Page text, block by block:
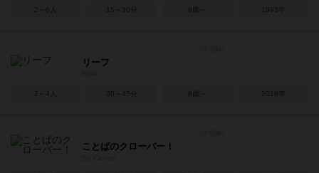
2～6人 15～30分 8歳～ 1993年
リーフ
2～4人 30～45分 8歳～ 2018年
ことばのクローバー！